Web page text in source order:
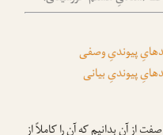
پیوندیِ وصفی
پیوندیِ بیانی